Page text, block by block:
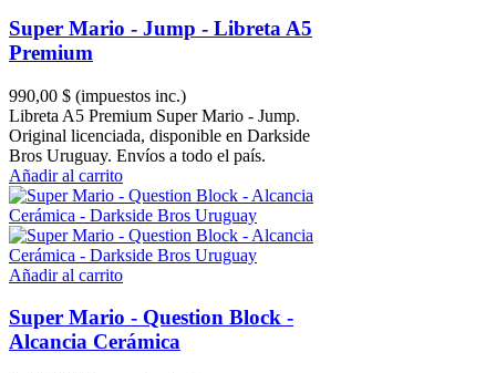
Super Mario - Jump - Libreta A5
Premium
990,00 $ (impuestos inc.)
Libreta A5 Premium Super Mario - Jump.
Original licenciada, disponible en Darkside
Bros Uruguay. Envíos a todo el país.
Añadir al carrito
Añadir al carrito
Super Mario - Question Block -
Alcancia Cerámica